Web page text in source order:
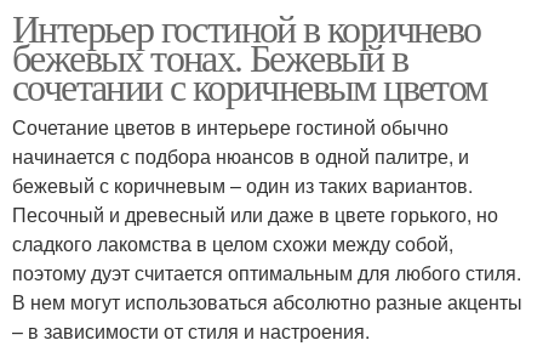
Интерьер гостиной в коричнево
бежевых тонах. Бежевый в
сочетании с коричневым цветом
Сочетание цветов в интерьере гостиной обычно
начинается с подбора нюансов в одной палитре, и
бежевый с коричневым – один из таких вариантов.
Песочный и древесный или даже в цвете горького, но
сладкого лакомства в целом схожи между собой,
поэтому дуэт считается оптимальным для любого стиля.
В нем могут использоваться абсолютно разные акценты
– в зависимости от стиля и настроения.